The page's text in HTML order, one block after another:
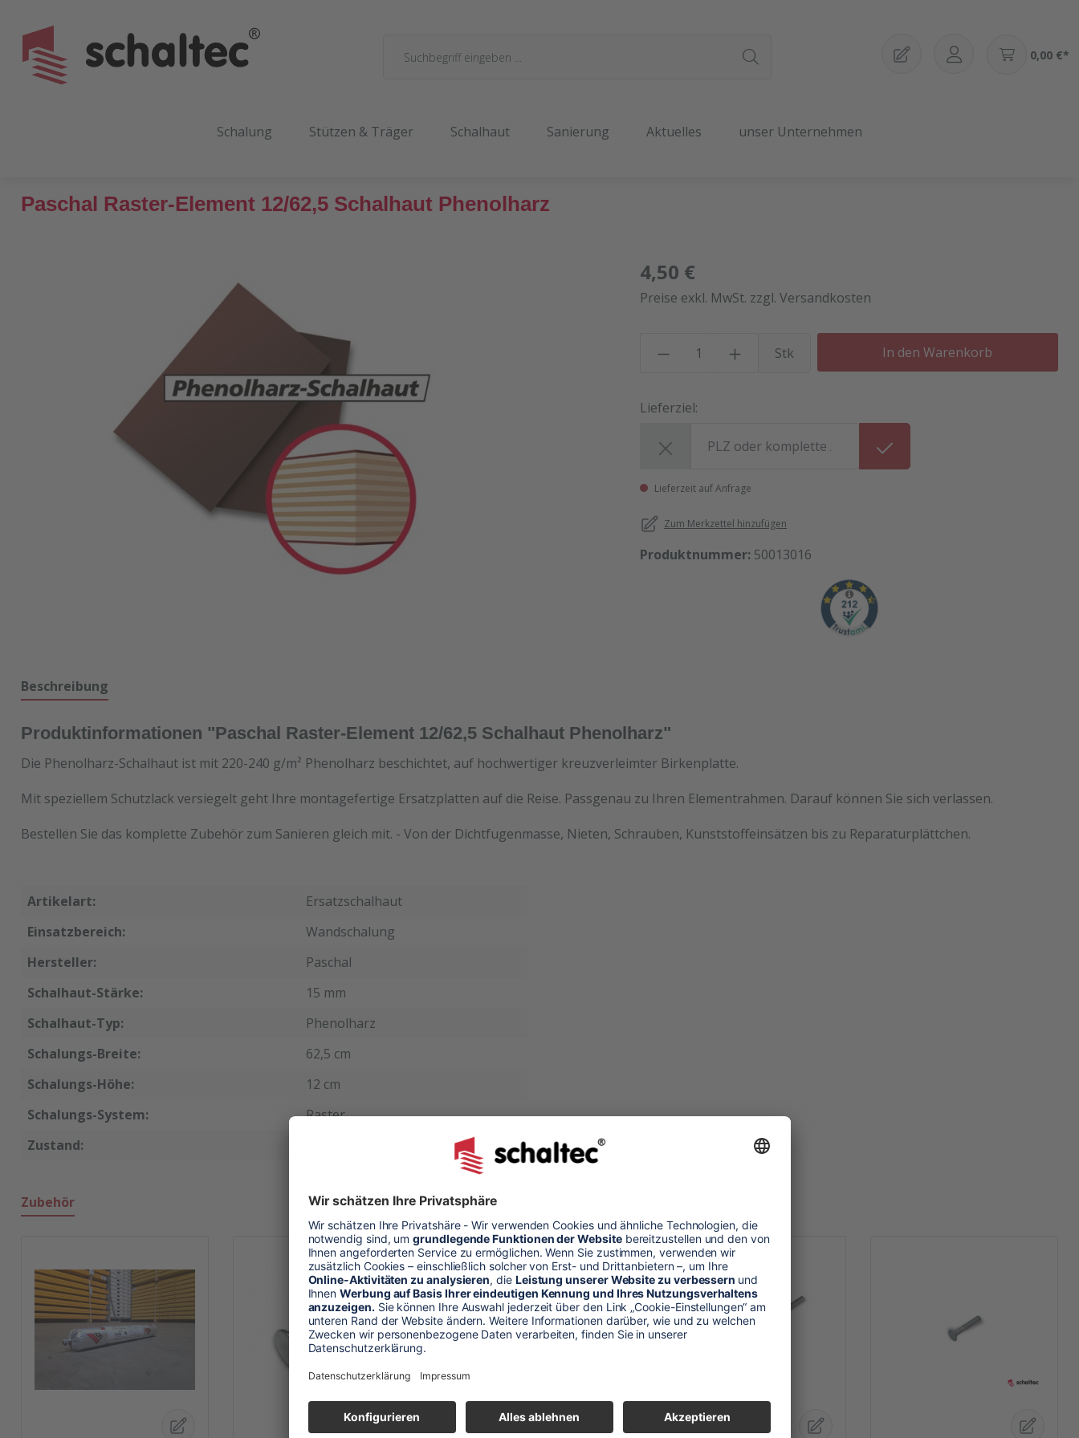
0,00 €*
Schalung Stützen & Träger Schalhaut Sanierung Aktuelles unser Unternehmen
Paschal Raster-Element 12/62,5 Schalhaut Phenolharz
4,50 €
Preise exkl. MwSt. zzgl. Versandkosten
Produkt Anzahl: Gib den
Stk In den Warenkorb
Lieferziel:
Lieferzeit auf Anfrage
Zum Merkzettel hinzufügen
Produktnummer: 50013016
Beschreibung
Produktinformationen "Paschal Raster-Element 12/62,5 Schalhaut Phenolharz"
Die Phenolharz-Schalhaut ist mit 220-240 g/m² Phenolharz beschichtet, auf hochwertiger kreuzverleimter Birkenplatte.
Mit speziellem Schutzlack versiegelt geht Ihre montagefertige Ersatzplatten auf die Reise. Passgenau zu Ihren Elementrahmen. Darauf können Sie sich verlassen.
Bestellen Sie das komplette Zubehör zum Sanieren gleich mit. - Von der Dichtfugenmasse, Nieten, Schrauben, Kunststoffeinsätzen bis zu Reparaturplättchen.
Artikelart:
Ersatzschalhaut
Einsatzbereich:
Wandschalung
Hersteller:
Paschal
Schalhaut-Stärke:
15 mm
Schalhaut-Typ:
Phenolharz
Schalungs-Breite:
62,5 cm
Schalungs-Höhe:
12 cm
Schalungs-System:
Raster
Zustand:
Zubehör